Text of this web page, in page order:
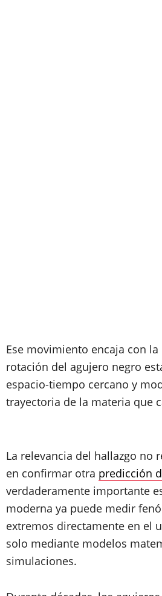
Ese movimiento encaja con
rotación del agujero negro
espacio-tiempo cercano y
trayectoria de la materia que
La relevancia del hallazgo no
en confirmar otra predicción
verdaderamente importante
moderna ya puede medir
extremos directamente en el
solo mediante modelos
simulaciones.